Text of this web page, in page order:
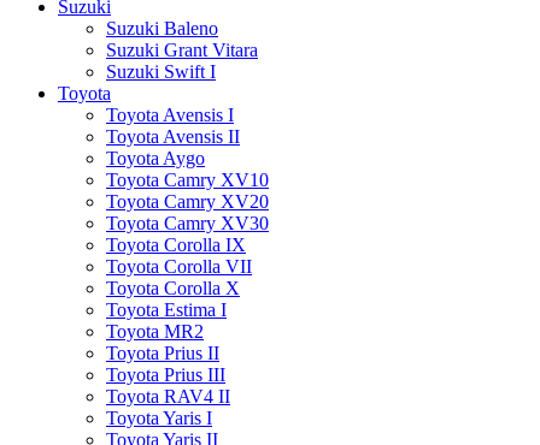
Suzuki
Suzuki Baleno
Suzuki Grant Vitara
Suzuki Swift I
Toyota
Toyota Avensis I
Toyota Avensis II
Toyota Aygo
Toyota Camry XV10
Toyota Camry XV20
Toyota Camry XV30
Toyota Corolla IX
Toyota Corolla VII
Toyota Corolla X
Toyota Estima I
Toyota MR2
Toyota Prius II
Toyota Prius III
Toyota RAV4 II
Toyota Yaris I
Toyota Yaris II